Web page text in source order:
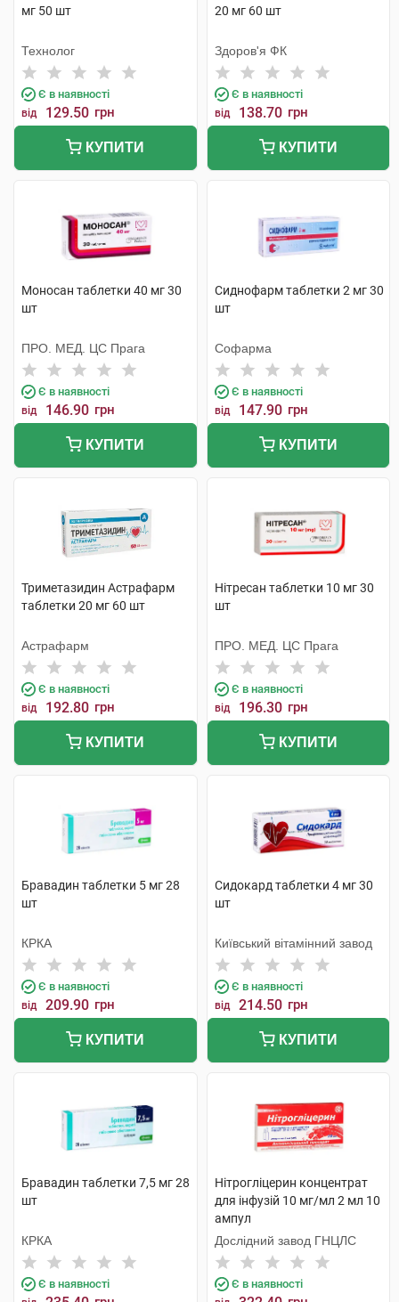
мг 50 шт
Технолог
Є в наявності
від 129.50 грн
КУПИТИ
20 мг 60 шт
Здоров'я ФК
Є в наявності
від 138.70 грн
КУПИТИ
Моносан таблетки 40 мг 30
шт
ПРО. МЕД. ЦС Прага
Є в наявності
від 146.90 грн
КУПИТИ
Сиднофарм таблетки 2 мг 30
шт
Софарма
Є в наявності
від 147.90 грн
КУПИТИ
Триметазидин Астрафарм
таблетки 20 мг 60 шт
Астрафарм
Є в наявності
від 192.80 грн
КУПИТИ
Нітресан таблетки 10 мг 30
шт
ПРО. МЕД. ЦС Прага
Є в наявності
від 196.30 грн
КУПИТИ
Бравадин таблетки 5 мг 28
шт
КРКА
Є в наявності
від 209.90 грн
КУПИТИ
Сидокард таблетки 4 мг 30
шт
Київський вітамінний завод
Є в наявності
від 214.50 грн
КУПИТИ
Бравадин таблетки 7,5 мг 28
шт
КРКА
Є в наявності
Нітрогліцерин концентрат
для інфузій 10 мг/мл 2 мл 10
ампул
Дослідний завод ГНЦЛС
Є в наявності